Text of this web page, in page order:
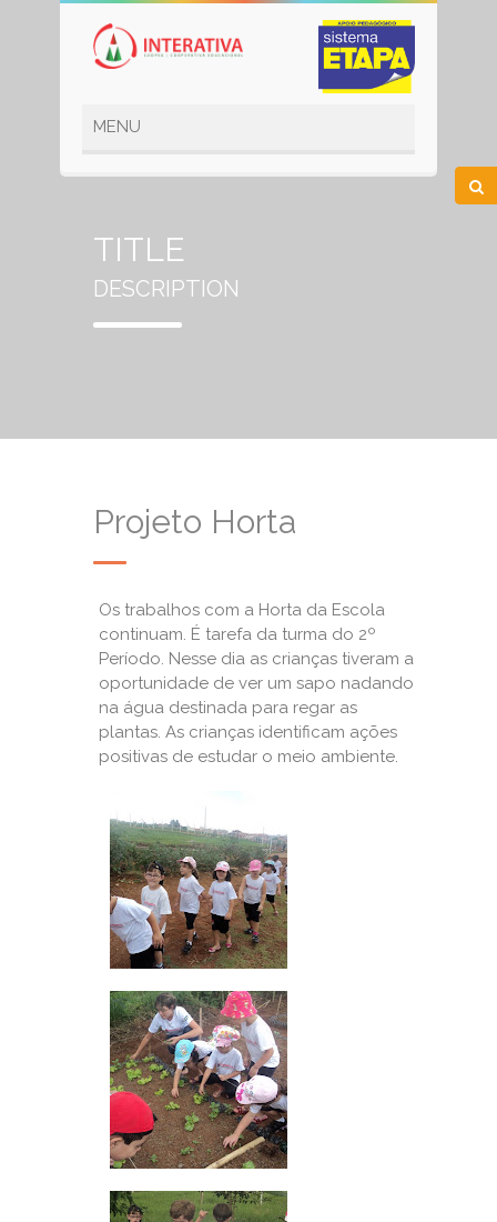
TITLE
DESCRIPTION
Projeto Horta
Os trabalhos com a Horta da Escola
continuam. É tarefa da turma do 2º
Período. Nesse dia as crianças tiveram a
oportunidade de ver um sapo nadando
na água destinada para regar as
plantas. As crianças identificam ações
positivas de estudar o meio ambiente.